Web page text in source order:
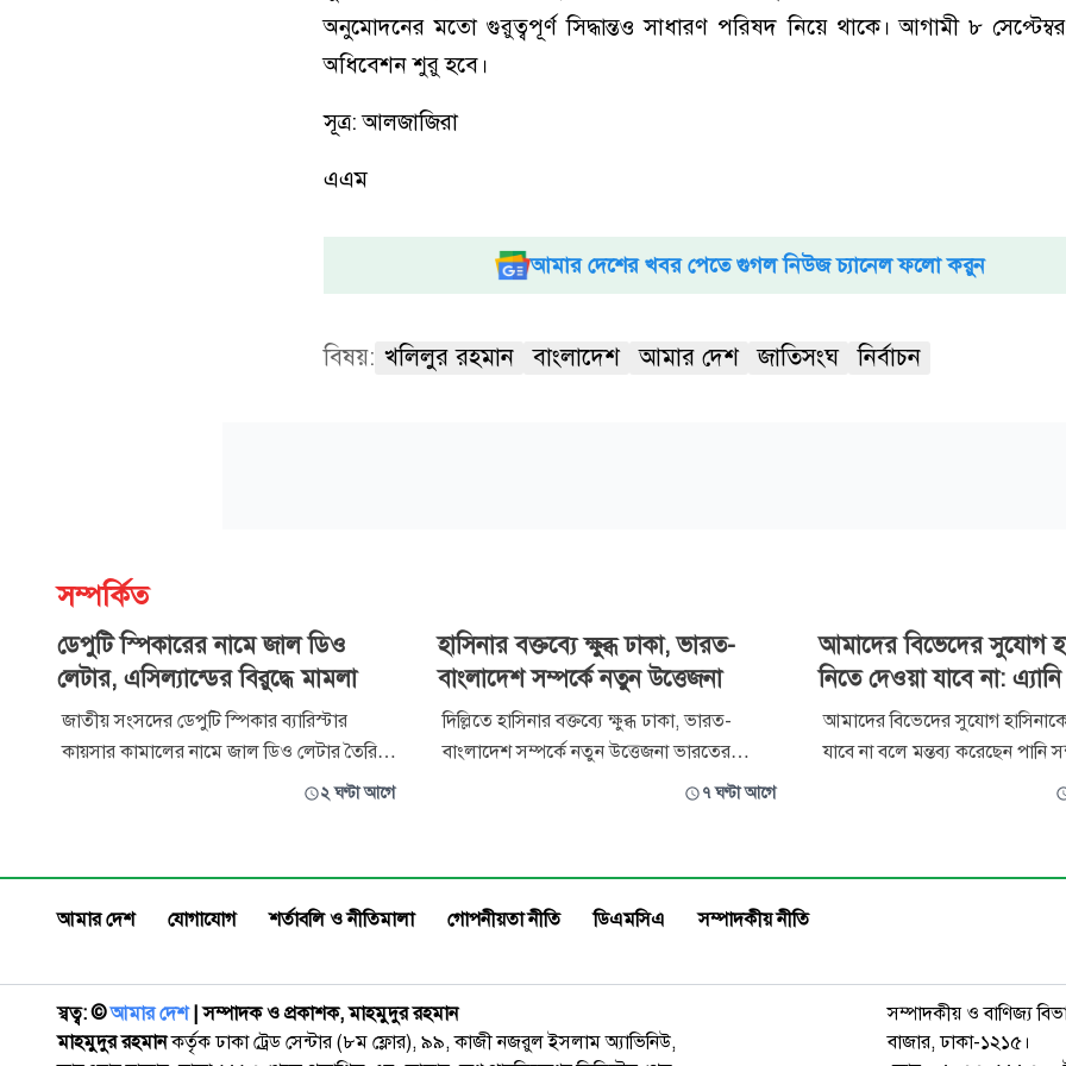
অনুমোদনের মতো গুরুত্বপূর্ণ সিদ্ধান্তও সাধারণ পরিষদ নিয়ে থাকে। আগামী ৮
অধিবেশন শুরু হবে।
সূত্র: আলজাজিরা
এএম
আমার দেশের খবর পেতে গুগল নিউজ চ্যানেল ফলো করুন
বিষয়: খলিলুর রহমান বাংলাদেশ আমার দেশ জাতিসংঘ নির্বাচন
সম্পর্কিত
ডেপুটি স্পিকারের নামে জাল ডিও
লেটার, এসিল্যান্ডের বিরুদ্ধে মামলা
জাতীয় সংসদের ডেপুটি স্পিকার ব্যারিস্টার
কায়সার কামালের নামে জাল ডিও লেটার তৈরি ও
ব্যবহার করে বদলি প্রক্রিয়ায় প্রভাব বিস্তারের চেষ্টার
হয়েছে। বাংলাদেশ জাতীয় সংসদ সচিবালয়ের
গণসংযোগ অধিশাখা-১-এর পরিচালক
২ ঘণ্টা আগে
হাসিনার বক্তব্যে ক্ষুব্ধ ঢাকা, ভারত-
বাংলাদেশ সম্পর্কে নতুন উত্তেজনা
দিল্লিতে হাসিনার বক্তব্যে ক্ষুব্ধ ঢাকা, ভারত-
বাংলাদেশ সম্পর্কে নতুন উত্তেজনা ভারতের
রাজধানী নয়াদিল্লিতে সাংবাদিকদের সামনে
উত্তেজনা তৈরি হয়েছে। হাসিনাকে বক্তব্য দেওয়ার
সুযোগ দেওয়ায় তীব্র ক্ষোভ জানি
৭ ঘণ্টা আগে
আমাদের বিভেদের সুযোগ
নিতে দেওয়া যাবে না: এ্যানি
আমাদের বিভেদের সুযোগ
যাবে না বলে মন্তব্য করেছেন পানি
শহীদউদ্দীন চৌধুরী এ্যানি।
বিশ্ববিদ্যালয়ে প্রশাসনের
দোয়া ও আলোচনা সভায় প্রধান
আমার দেশ যোগাযোগ শর্তাবলি ও নীতিমালা গোপনীয়তা নীতি ডিএমসিএ সম্পাদকীয় নীতি
স্বত্ব: ©️আমার দেশ| সম্পাদক ও প্রকাশক, মাহমুদুর রহমান
মাহমুদুর রহমানকর্তৃক ঢাকা ট্রেড সেন্টার (৮ম ফ্লোর), ৯৯, কাজী নজরুল ইসলাম অ্যাভিনিউ,
সম্পাদকীয় ও বাণিজ্য
বাজার, ঢাকা-১২১৫।